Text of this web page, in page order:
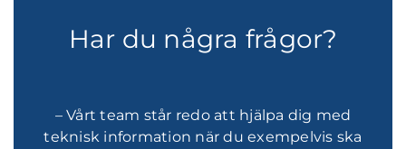
Har du några frågor?
– Vårt team står redo att hjälpa dig med
teknisk information när du exempelvis ska